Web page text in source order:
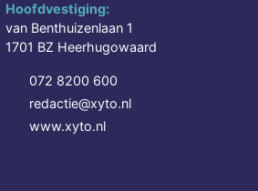
Hoofdvestiging:
van Benthuizenlaan 1
1701 BZ Heerhugowaard
072 8200 600
redactie@xyto.nl
www.xyto.nl